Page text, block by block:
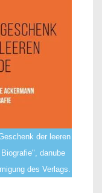
der leeren
danube
des Verlags.